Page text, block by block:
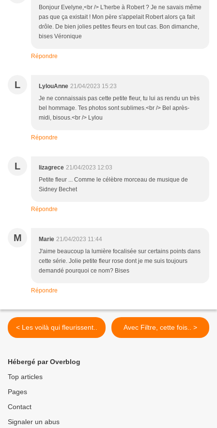
Bonjour Evelyne,<br /> L'herbe à Robert ? Je ne savais même
pas que ça existait ! Mon père s'appelait Robert alors ça fait
drôle. De bien jolies petites fleurs en tout cas. Bon dimanche,
bises Véronique
Répondre
L LylouAnne 21/04/2023 15:23
Je ne connaissais pas cette petite fleur, tu lui as rendu un très
bel hommage. Tes photos sont sublimes.<br /> Bel après-
midi, bisous.<br /> Lylou
Répondre
L lizagrece 21/04/2023 12:03
Petite fleur ... Comme le célèbre morceau de musique de
Sidney Bechet
Répondre
M Marie 21/04/2023 11:44
J'aime beaucoup la lumière focalisée sur certains points dans
cette série. Jolie petite fleur rose dont je me suis toujours
demandé pourquoi ce nom? Bises
Répondre
< Les voilà qui fleurissent.. Avec Filtre, cette fois.. >
Hébergé par Overblog
Top articles
Pages
Contact
Signaler un abus